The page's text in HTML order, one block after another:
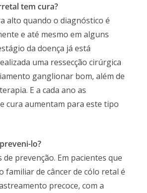
tem cura?
alto quando o diagnóstico é
e até mesmo em alguns
da doença já está
uma ressecção cirúrgica
ganglionar bom, além de
E a cada ano as
cura aumentam para este tipo
lo?
de prevenção. Em pacientes que
familiar de câncer de cólo retal é
precoce, com a